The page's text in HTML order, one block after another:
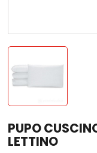
PUPO
LETTINO